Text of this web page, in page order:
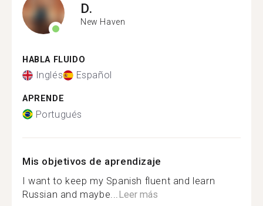
D.
New Haven
HABLA FLUIDO
Inglés Español
APRENDE
Portugués
Mis objetivos de aprendizaje
I want to keep my Spanish fluent and learn
Russian and maybe... Leer más